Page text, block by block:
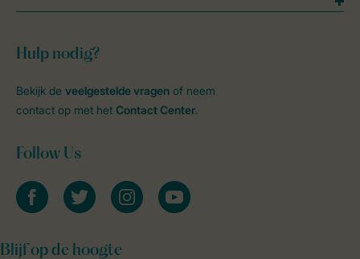
Hulp nodig?
Bekijk de veelgestelde vragen of neem
contact op met het Contact Center.
Follow Us
facebooktwitter instagramyoutube
Blijf op de hoogte